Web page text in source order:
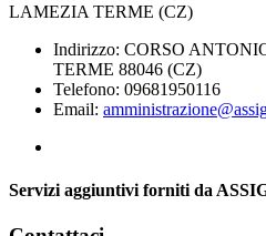
LAMEZIA TERME (CZ)
Indirizzo: CORSO
TERME 88046 (CZ)
Telefono: 09681950116
Email:
Servizi aggiuntivi forniti da